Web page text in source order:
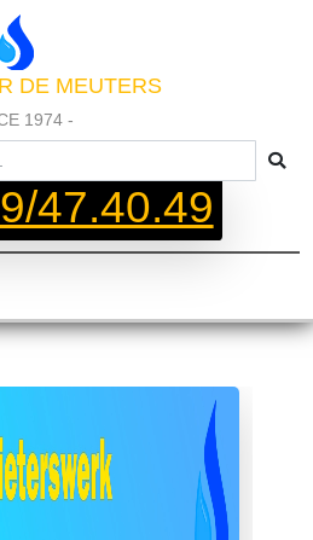
DE MEUTERS
1974 -
47.40.49